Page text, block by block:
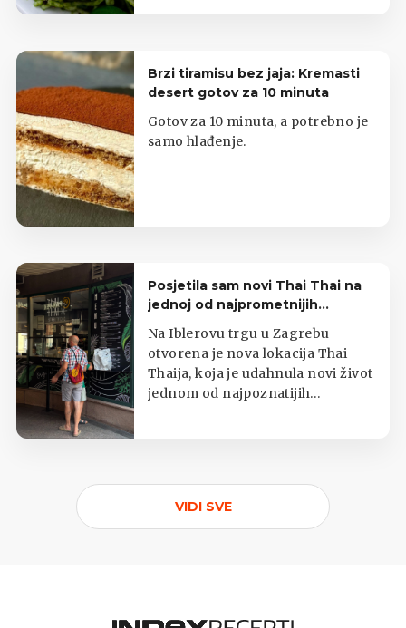
Brzi tiramisu bez jaja: Kremasti
desert gotov za 10 minuta
Gotov za 10 minuta, a potrebno je
samo hlađenje.
Posjetila sam novi Thai Thai na
jednoj od najprometnijih
zagrebačkih lokacija
Na Iblerovu trgu u Zagrebu
otvorena je nova lokacija Thai
Thaija, koja je udahnula novi život
jednom od najpoznatijih
VIDI SVE